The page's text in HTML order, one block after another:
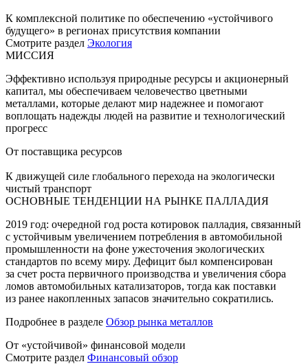
К комплексной политике по обеспечению «устойчивого
будущего» в регионах присутствия компании
Смотрите раздел Экология
МИССИЯ
Эффективно используя природные ресурсы и акционерный
капитал, мы обеспечиваем человечество цветными
металлами, которые делают мир надежнее и помогают
воплощать надежды людей на развитие и технологический
прогресс
От поставщика ресурсов
К движущей силе глобального перехода на экологически
чистый транспорт
ОСНОВНЫЕ ТЕНДЕНЦИИ НА РЫНКЕ ПАЛЛАДИЯ
2019 год: очередной год роста котировок палладия, связанный
с устойчивым увеличением потребления в автомобильной
промышленности на фоне ужесточения экологических
стандартов по всему миру. Дефицит был компенсирован
за счет роста первичного производства и увеличения сбора
ломов автомобильных катализаторов, тогда как поставки
из ранее накопленных запасов значительно сократились.
Подробнее в разделе Обзор рынка металлов
От «устойчивой» финансовой модели
Смотрите раздел Финансовый обзор